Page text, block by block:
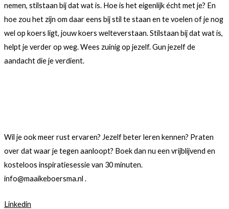
nemen, stilstaan bij dat wat is. Hoe is het eigenlijk écht met je? En
hoe zou het zijn om daar eens bij stil te staan en te voelen of je nog
wel op koers ligt, jouw koers welteverstaan. Stilstaan bij dat wat is,
helpt je verder op weg. Wees zuinig op jezelf. Gun jezelf de
aandacht die je verdient.
Wil je ook meer rust ervaren? Jezelf beter leren kennen? Praten
over dat waar je tegen aanloopt? Boek dan nu een vrijblijvend en
kosteloos inspiratiesessie van 30 minuten.
info@maaikeboersma.nl .
Linkedin